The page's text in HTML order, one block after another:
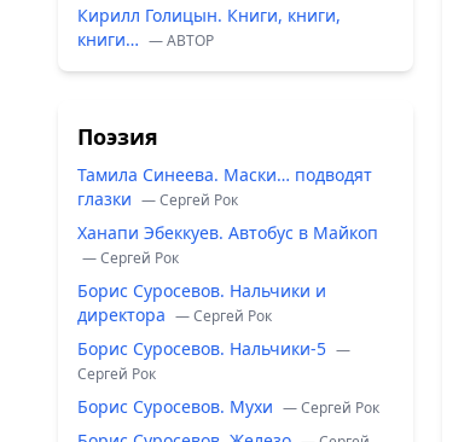
Кирилл Голицын. Книги, книги,
книги… — ABTOP
Поэзия
Тамила Синеева. Маски… подводят
глазки — Сергей Рок
Ханапи Эбеккуев. Автобус в Майкоп
— Сергей Рок
Борис Суросевов. Нальчики и
директора — Сергей Рок
Борис Суросевов. Нальчики-5 —
Сергей Рок
Борис Суросевов. Мухи — Сергей Рок